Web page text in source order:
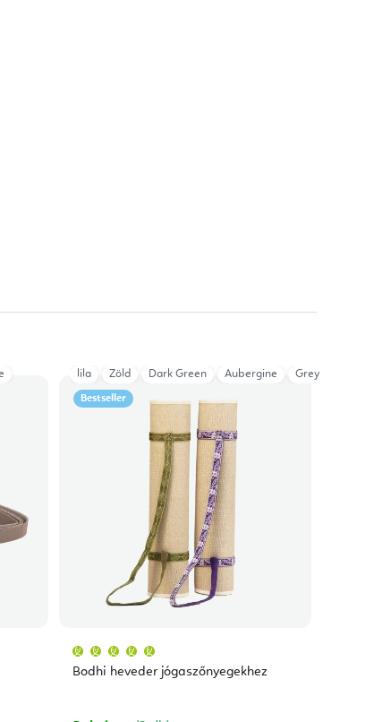
Bestseller
Bodhi heveder jógaszőnyegekhez
átlagos
értékelése
lila Zöld Dark Green Aubergine Grey